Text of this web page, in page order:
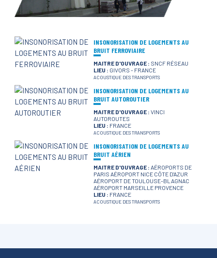
INSONORISATION DE LOGEMENTS AU
BRUIT FERROVIAIRE
MAITRE D'OUVRAGE : SNCF RÉSEAU
LIEU : GIVORS - FRANCE
ACOUSTIQUE DES TRANSPORTS
INSONORISATION DE LOGEMENTS AU
BRUIT AUTOROUTIER
MAITRE D'OUVRAGE : VINCI
AUTOROUTES
LIEU : FRANCE
ACOUSTIQUE DES TRANSPORTS
INSONORISATION DE LOGEMENTS AU
BRUIT AÉRIEN
MAITRE D'OUVRAGE : AÉROPORTS DE
PARIS AÉROPORT NICE CÔTE D'AZUR
AÉROPORT DE TOULOUSE-BLAGNAC
AÉROPORT MARSEILLE PROVENCE
LIEU : FRANCE
ACOUSTIQUE DES TRANSPORTS